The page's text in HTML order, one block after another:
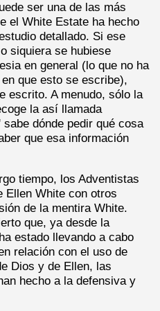
ser una de las más
el White Estate ha hecho
detallado. Si ese
siquiera se hubiese
en general (lo que no ha
que esto se escribe),
escrito. A menudo, sólo la
la así llamada
dónde pedir qué cosa
que esa información
tiempo, los Adventistas
Ellen White con otros
de la mentira White.
que, ya desde la
estado llevando a cabo
relación con el uso de
Dios y de Ellen, las
hecho a la defensiva y